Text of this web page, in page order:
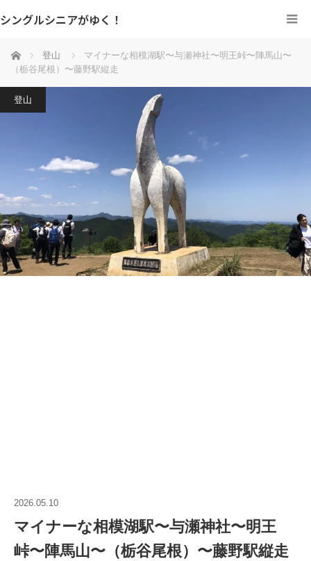
シングルシニアがゆく！
ホーム 登山
マイナーな相模湖駅〜与瀬神社〜明王峠〜陣馬山〜
（栃谷尾根）〜藤野駅縦走
登山
2026.05.10
マイナーな相模湖駅〜与瀬神社〜明王
峠〜陣馬山〜（栃谷尾根）〜藤野駅縦走